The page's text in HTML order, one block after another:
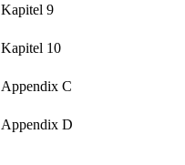
Kapitel 9
Kapitel 10
Appendix C
Appendix D